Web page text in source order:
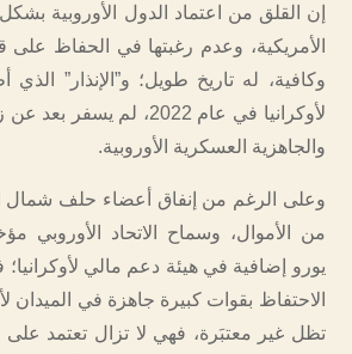
إن القلق من اعتماد الدول الأوروبية
الأمريكية، وعدم رغبتها في الحفاظ
وكافية، له تاريخ طويل؛ و”الإنذار”
لأوكرانيا في عام 2022، لم
والجاهزية العسكرية الأوروبية.
وعلى الرغم من إنفاق أعضاء حلف شمال
يورو إضافية في هيئة دعم مالي
الاحتفاظ بقوات كبيرة جاهزة في الميدان
تظل غير معتبَرة، فهي لا تزال تعتمد على